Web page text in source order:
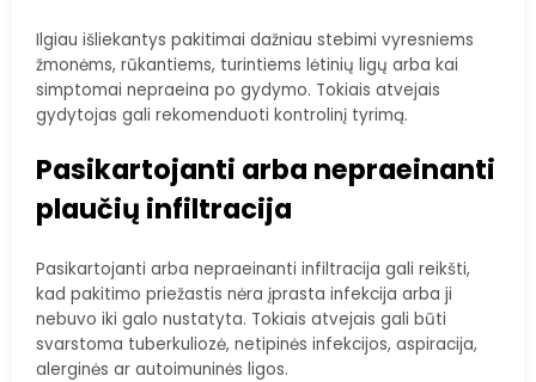
Ilgiau išliekantys pakitimai dažniau stebimi vyresniems
žmonėms, rūkantiems, turintiems lėtinių ligų arba kai
simptomai nepraeina po gydymo. Tokiais atvejais
gydytojas gali rekomenduoti kontrolinį tyrimą.
Pasikartojanti arba nepraeinanti
plaučių infiltracija
Pasikartojanti arba nepraeinanti infiltracija gali reikšti,
kad pakitimo priežastis nėra įprasta infekcija arba ji
nebuvo iki galo nustatyta. Tokiais atvejais gali būti
svarstoma tuberkuliozė, netipinės infekcijos, aspiracija,
alerginės ar autoimuninės ligos.